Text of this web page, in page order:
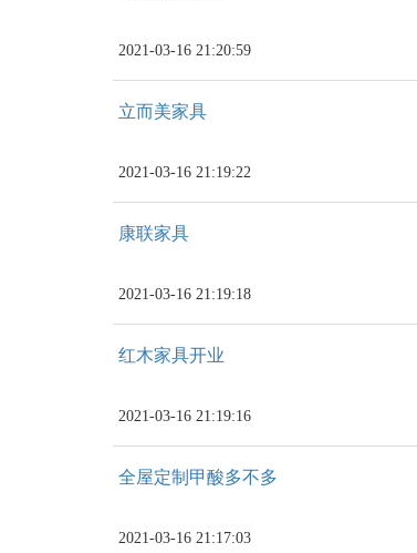
2021-03-16 21:20:59
立而美家具
2021-03-16 21:19:22
康联家具
2021-03-16 21:19:18
红木家具开业
2021-03-16 21:19:16
全屋定制甲酸多不多
2021-03-16 21:17:03